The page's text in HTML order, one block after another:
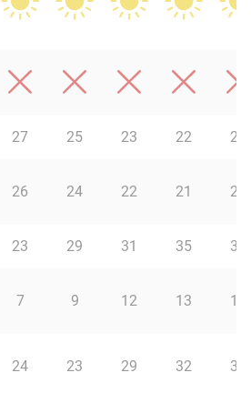
27 25 23 22 21
26 24 22 21 21
23 29 31 35 38
7 9 12 13 13
24 23 29 32 33